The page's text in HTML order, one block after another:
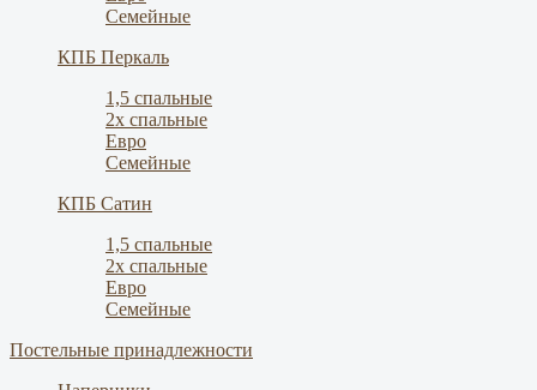
Семейные
КПБ Перкаль
1,5 спальные
2х спальные
Евро
Семейные
КПБ Сатин
1,5 спальные
2х спальные
Евро
Семейные
Постельные принадлежности